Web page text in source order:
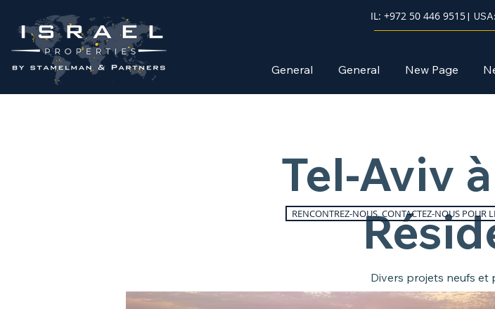
IL: +972 50 446 9515|
General General New Page
Tel-Aviv
Divers projets neufs et
RENCONTREZ-NOUS, CONTACTEZ-NOUS POUR